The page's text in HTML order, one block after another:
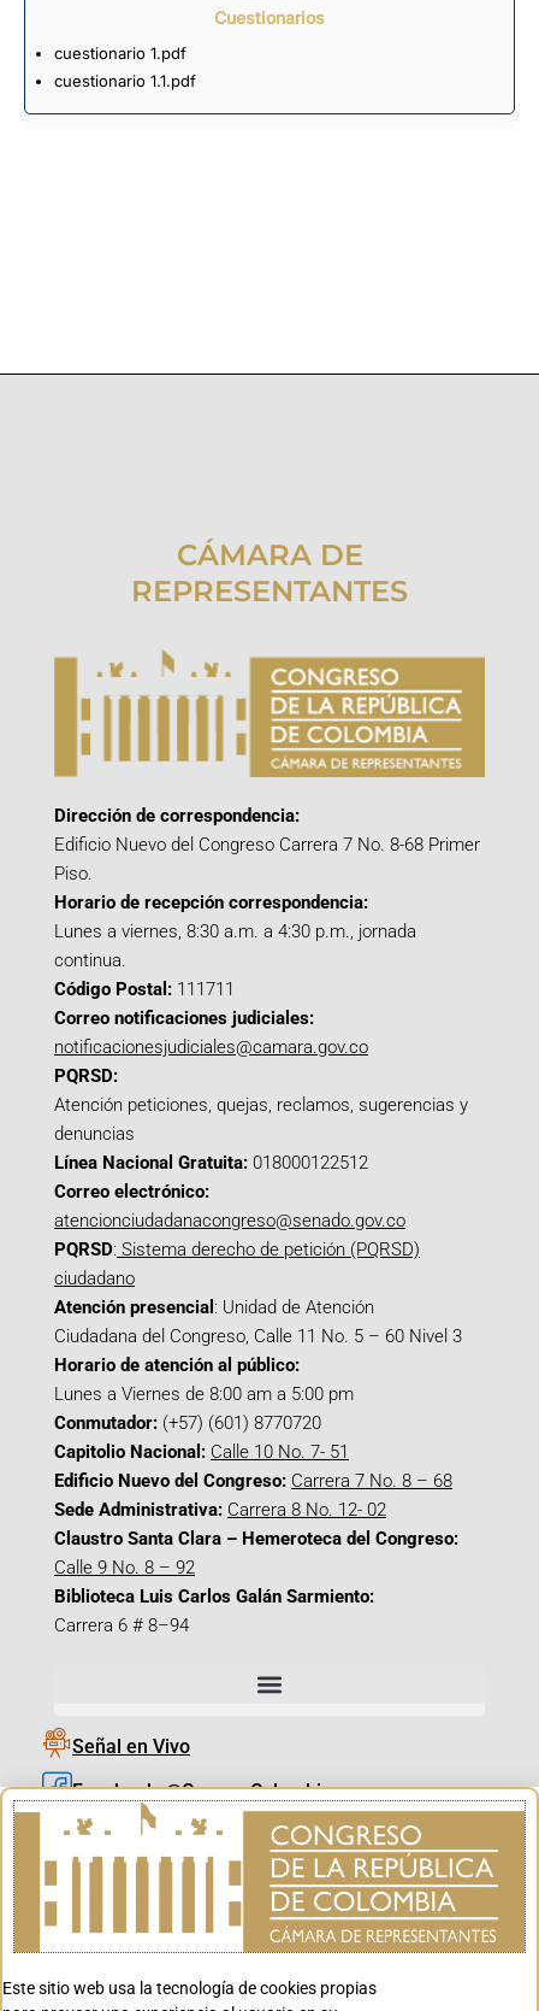
Cuestionarios
cuestionario 1.pdf
cuestionario 1.1.pdf
CÁMARA DE
REPRESENTANTES
Dirección de correspondencia:
Edificio Nuevo del Congreso Carrera 7 No. 8-68 Primer
Piso.
Horario de recepción correspondencia:
Lunes a viernes, 8:30 a.m. a 4:30 p.m., jornada
continua.
Código Postal: 111711
Correo notificaciones judiciales:
notificacionesjudiciales@camara.gov.co
PQRSD:
Atención peticiones, quejas, reclamos, sugerencias y
denuncias
Línea Nacional Gratuita: 018000122512
Correo electrónico:
atencionciudadanacongreso@senado.gov.co
PQRSD: Sistema derecho de petición (PQRSD)
ciudadano
Atención presencial : Unidad de Atención
Ciudadana del Congreso, Calle 11 No. 5 – 60 Nivel 3
Horario de atención al público:
Lunes a Viernes de 8:00 am a 5:00 pm
Conmutador: (+57) (601) 8770720
Capitolio Nacional: Calle 10 No. 7- 51
Edificio Nuevo del Congreso: Carrera 7 No. 8 – 68
Sede Administrativa: Carrera 8 No. 12- 02
Claustro Santa Clara – Hemeroteca del Congreso:
Calle 9 No. 8 – 92
Biblioteca Luis Carlos Galán Sarmiento:
Carrera 6 # 8–94
Señal en Vivo
Facebook_@CamaraColombia
Instagram_@CamaraColombia
X_@CamaraColombia
Youtube_@CamaraColombia
Este sitio web usa la tecnología de cookies propias